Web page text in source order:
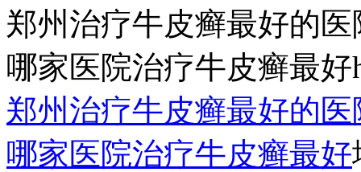
郑州治疗牛皮癣最好的
哪家医院治疗牛皮癣最好
郑州治疗牛皮癣最好的
哪家医院治疗牛皮癣最好